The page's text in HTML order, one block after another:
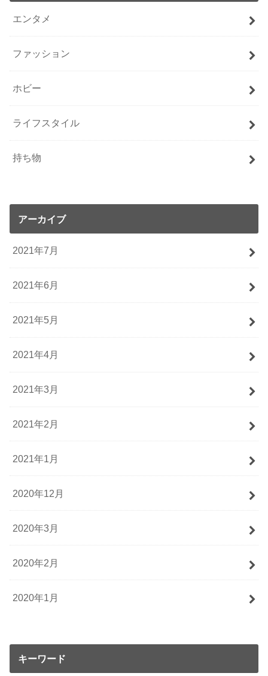
エンタメ
ファッション
ホビー
ライフスタイル
持ち物
アーカイブ
2021年7月
2021年6月
2021年5月
2021年4月
2021年3月
2021年2月
2021年1月
2020年12月
2020年3月
2020年2月
2020年1月
キーワード